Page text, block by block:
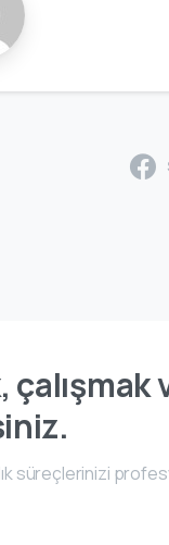
süreçlerinizi